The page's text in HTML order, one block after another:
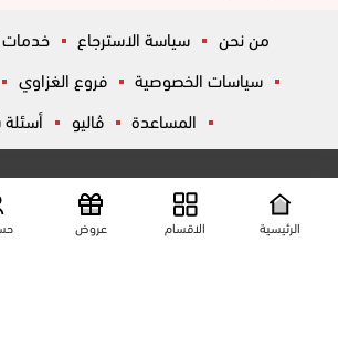
من نحن سياسة الاسترجاع
خدمات
سياسات الخصوصية
فروع الغزاوي
المساعدة
ڤاليو
تواصل معانا
شارع المكاتب, الزقازيق , الشرقية, مصر عرض علي
الرئيسية الاقسام عروض